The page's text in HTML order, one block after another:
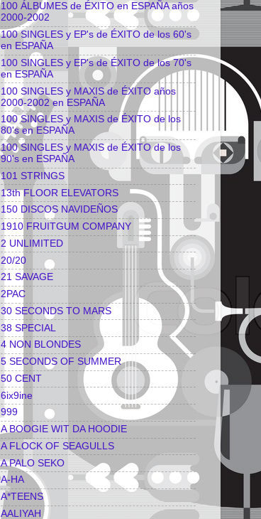
100 ÁLBUMES de ÉXITO en ESPAÑA años
2000-2002
100 SINGLES y EP's de ÉXITO de los 60's
en ESPAÑA
100 SINGLES y EP's de ÉXITO de los 70's
en ESPAÑA
100 SINGLES y MAXIS de ÉXITO años
2000-2002 en ESPAÑA
100 SINGLES y MAXIS de ÉXITO de los
80's en ESPAÑA
100 SINGLES y MAXIS de ÉXITO de los
90's en ESPAÑA
101 STRINGS
13th FLOOR ELEVATORS
150 DISCOS NAVIDEÑOS
1910 FRUITGUM COMPANY
2 UNLIMITED
20/20
21 SAVAGE
2PAC
30 SECONDS TO MARS
38 SPECIAL
4 NON BLONDES
5 SECONDS OF SUMMER
50 CENT
6ix9ine
999
A BOOGIE WIT DA HOODIE
A FLOCK OF SEAGULLS
A PALO SEKO
A-HA
A*TEENS
AALIYAH